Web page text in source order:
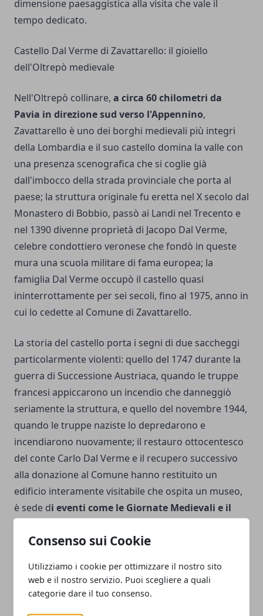
Consenso sui Cookie
Utilizziamo i cookie per ottimizzare il nostro sito
web e il nostro servizio. Puoi scegliere a quali
categorie dare il tuo consenso.
dimensione paesaggistica alla visita che vale il
tempo dedicato.
Castello Dal Verme di Zavattarello: il gioiello
dell'Oltrepò medievale
Nell'Oltrepò collinare, a circa 60 chilometri da
Pavia in direzione sud verso l'Appennino,
Zavattarello è uno dei borghi medievali più integri
della Lombardia e il suo castello domina la valle con
una presenza scenografica che si coglie già
dall'imbocco della strada provinciale che porta al
paese; la struttura originale fu eretta nel X secolo dal
Monastero di Bobbio, passò ai Landi nel Trecento e
nel 1390 divenne proprietà di Jacopo Dal Verme,
celebre condottiero veronese che fondò in queste
mura una scuola militare di fama europea; la
famiglia Dal Verme occupò il castello quasi
ininterrottamente per sei secoli, fino al 1975, anno in
cui lo cedette al Comune di Zavattarello.
La storia del castello porta i segni di due saccheggi
particolarmente violenti: quello del 1747 durante la
guerra di Successione Austriaca, quando le truppe
francesi appiccarono un incendio che danneggiò
seriamente la struttura, e quello del novembre 1944,
quando le truppe naziste lo depredarono e
incendiarono nuovamente; il restauro ottocentesco
del conte Carlo Dal Verme e il recupero successivo
alla donazione al Comune hanno restituito un
edificio interamente visitabile che ospita un museo,
è sede di eventi come le Giornate Medievali e il
ricevimenti; la visita è solo guidata, con tour ogni ora
dalle 11 alle 19.